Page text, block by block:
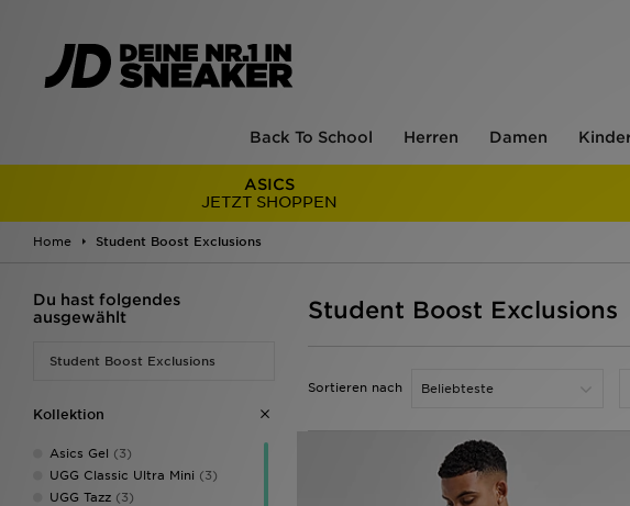
Back To School Herren Damen
ASICS
JETZT SHOPPEN
Home Student Boost Exclusions
Du hast folgendes
ausgewählt
Student Boost Exclusions
Kollektion
Asics Gel (3)
UGG Classic Ultra Mini (3)
UGG Tazz (3)
Student Boost Exclusions
Sortieren nach